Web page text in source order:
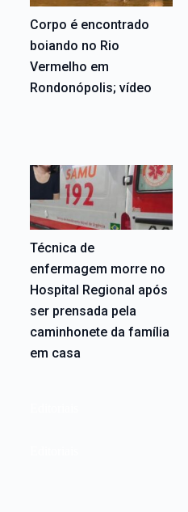
Corpo é encontrado
boiando no Rio
Vermelho em
Rondonópolis; vídeo
Técnica de
enfermagem morre no
Hospital Regional após
ser prensada pela
caminhonete da família
em casa